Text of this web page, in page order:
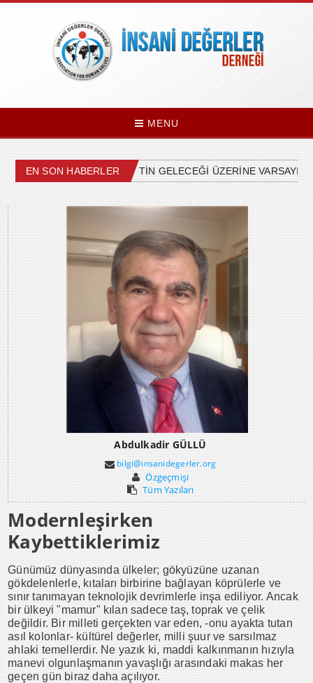
MENU
EN SON HABERLER
ÜLKEMİZDEKİ SİYASETİN GELECEĞİ ÜZERİNE VARSAYIMLAR
Abdulkadir GÜLLÜ
bilgi@insanidegerler.org
Özgeçmişi
Tüm Yazıları
Modernleşirken
Kaybettiklerimiz
Günümüz dünyasında ülkeler; gökyüzüne uzanan
gökdelenlerle, kıtaları birbirine bağlayan köprülerle ve
sınır tanımayan teknolojik devrimlerle inşa ediliyor. Ancak
bir ülkeyi "mamur" kılan sadece taş, toprak ve çelik
değildir. Bir milleti gerçekten var eden, -onu ayakta tutan
asıl kolonlar- kültürel değerler, milli şuur ve sarsılmaz
ahlaki temellerdir. Ne yazık ki, maddi kalkınmanın hızıyla
manevi olgunlaşmanın yavaşlığı arasındaki makas her
geçen gün biraz daha açılıyor.